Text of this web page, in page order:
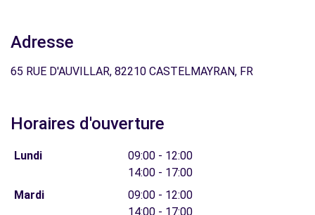
Adresse
65 RUE D'AUVILLAR, 82210 CASTELMAYRAN, FR
Horaires d'ouverture
Lundi
09:00 - 12:00
14:00 - 17:00
Mardi
09:00 - 12:00
14:00 - 17:00